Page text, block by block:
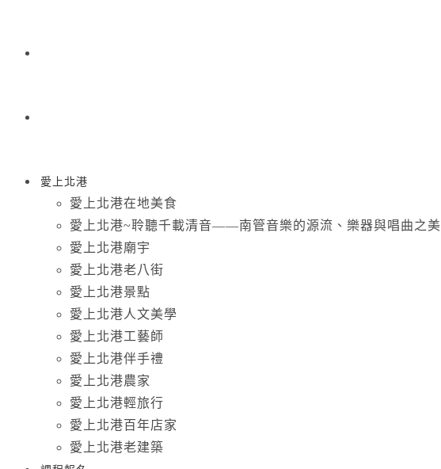
愛上北港
愛上北港在地美食
愛上北港~聆聽千載清音——南管音樂的源流、樂器與唱曲之美
愛上北港廟宇
愛上北港老八街
愛上北港景點
愛上北港人文美學
愛上北港工藝師
愛上北港伴手禮
愛上北港農家
愛上北港輕旅行
愛上北港百年店家
愛上北港老建築